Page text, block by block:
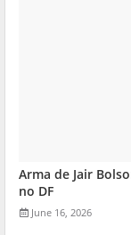
Arma de Jair
no DF
June 16, 2026